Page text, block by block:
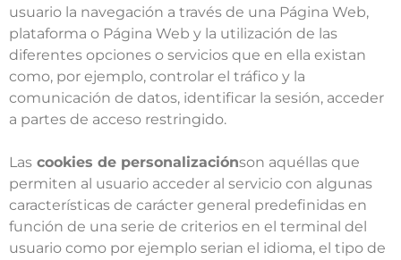
usuario la navegación a través de una Página Web,
plataforma o Página Web y la utilización de las
diferentes opciones o servicios que en ella existan
como, por ejemplo, controlar el tráfico y la
comunicación de datos, identificar la sesión, acceder
a partes de acceso restringido.
Las cookies de personalizaciónson aquéllas que
permiten al usuario acceder al servicio con algunas
características de carácter general predefinidas en
función de una serie de criterios en el terminal del
usuario como por ejemplo serian el idioma, el tipo de